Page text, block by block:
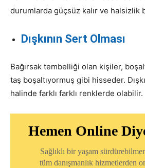
durumlarda güçsüz kalır ve halsizlik
Dışkının Sert Olması
Bağırsak tembelliği olan kişiler,
taş boşaltıyormuş gibi hisseder.
halinde farklı farklı renklerde olabilir.
Hemen Online
Sağlıklı bir yaşam
tüm danışmanlık hizmetlerden